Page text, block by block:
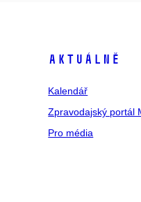
Aktuálně
Kalendář
Zpravodajský portál
Pro média